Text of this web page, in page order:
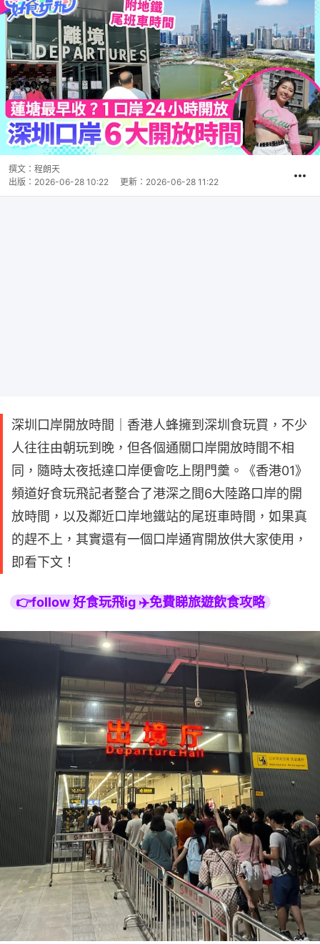
撰文： 程朗天
出版： 2026-06-28 10:22 更新： 2026-06-28 11:22
深圳口岸開放時間｜香港人蜂擁到深圳食玩買，不少
人往往由朝玩到晚，但各個通關口岸開放時間不相
同，隨時太夜抵達口岸便會吃上閉門羹。《香港01》
頻道好食玩飛記者整合了港深之間6大陸路口岸的開
放時間，以及鄰近口岸地鐵站的尾班車時間，如果真
的趕不上，其實還有一個口岸通宵開放供大家使用，
即看下文！
👉follow 好食玩飛ig ✈️免費睇旅遊飲食攻略